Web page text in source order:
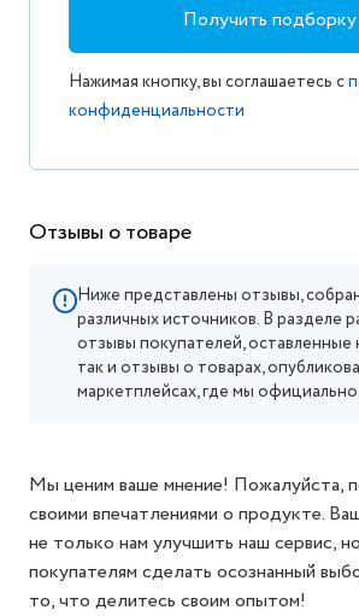
Получить подборку
Нажимая кнопку, вы соглашаетесь с
конфиденциальности
Отзывы о товаре
Ниже представлены отзывы,
различных источников. В разделе
отзывы покупателей, оставленные
так и отзывы о товарах,
маркетплейсах, где мы
Мы ценим ваше мнение! Пожалуйста,
своими впечатлениями о продукте.
не только нам улучшить наш сервис,
покупателям сделать осознанный
то, что делитесь своим опытом!